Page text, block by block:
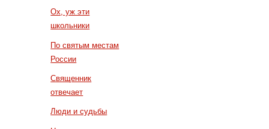
Ох, уж эти
школьники
По святым местам
России
Священник
отвечает
Люди и судьбы